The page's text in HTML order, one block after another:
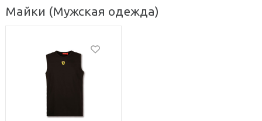
Майки (Мужская одежда)